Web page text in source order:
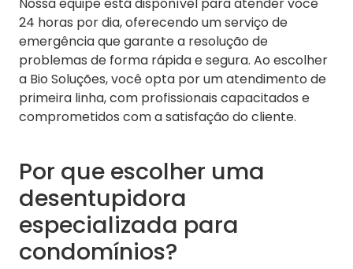
Nossa equipe está disponível para atender você
24 horas por dia, oferecendo um serviço de
emergência que garante a resolução de
problemas de forma rápida e segura. Ao escolher
a Bio Soluções, você opta por um atendimento de
primeira linha, com profissionais capacitados e
comprometidos com a satisfação do cliente.
Por que escolher uma
desentupidora
especializada para
condomínios?